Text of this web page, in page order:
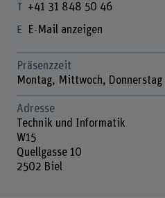
+41 31 848 50 46
E-Mail anzeigen
Präsenzzeit
Montag, Mittwoch, Donnerstag
Adresse
Technik und Informatik
W15
Quellgasse 10
2502 Biel